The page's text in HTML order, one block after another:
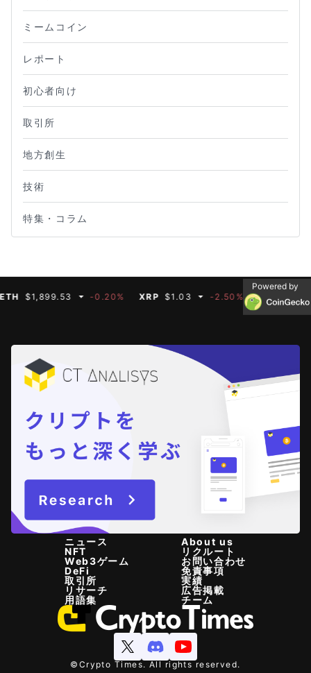
ミームコイン
レポート
初心者向け
取引所
地方創生
技術
特集・コラム
$1,899.53 -0.20% XRP $1.03 -2.50% BNB $591.35
Powered by
ニュース
NFT
Web3ゲーム
DeFi
取引所
リサーチ
用語集
About us
リクルート
お問い合わせ
免責事項
実績
広告掲載
チーム
©Crypto Times. All rights reserved.